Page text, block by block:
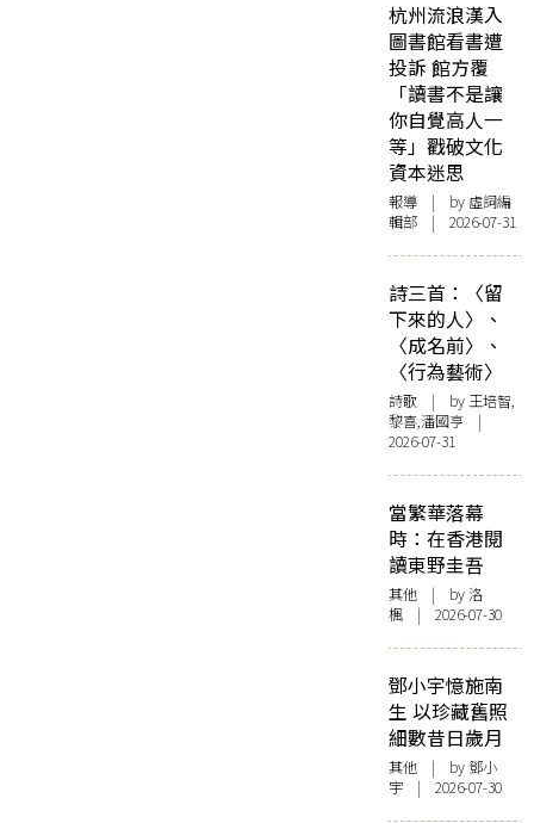
杭州流浪漢入
圖書館看書遭
投訴 館方覆
「讀書不是讓
你自覺高人一
等」戳破文化
資本迷思
報導 | by 虛詞編
輯部 | 2026-07-31
詩三首：〈留
下來的人〉、
〈成名前〉、
〈行為藝術〉
詩歌 | by 王培智,
黎喜,潘國亨 |
2026-07-31
當繁華落幕
時：在香港閱
讀東野圭吾
其他 | by洛
楓 | 2026-07-30
鄧小宇憶施南
生 以珍藏舊照
細數昔日歲月
其他 | by 鄧小
宇 | 2026-07-30